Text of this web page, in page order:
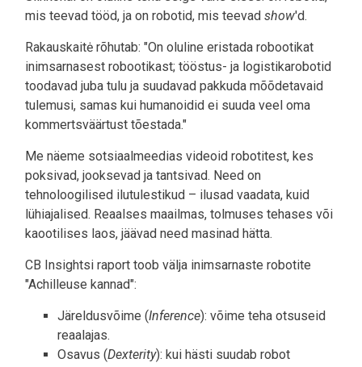
mis teevad tööd, ja on robotid, mis teevad show'd.
Rakauskaitė rõhutab: "On oluline eristada robootikat
inimsarnasest robootikast; tööstus- ja logistikarobotid
toodavad juba tulu ja suudavad pakkuda mõõdetavaid
tulemusi, samas kui humanoidid ei suuda veel oma
kommertsväärtust tõestada."
Me näeme sotsiaalmeedias videoid robotitest, kes
poksivad, jooksevad ja tantsivad. Need on
tehnoloogilised ilutulestikud – ilusad vaadata, kuid
lühiajalised. Reaalses maailmas, tolmuses tehases või
kaootilises laos, jäävad need masinad hätta.
CB Insightsi raport toob välja inimsarnaste robotite
"Achilleuse kannad":
Järeldusvõime (Inference): võime teha otsuseid
reaalajas.
Osavus (Dexterity): kui hästi suudab robot